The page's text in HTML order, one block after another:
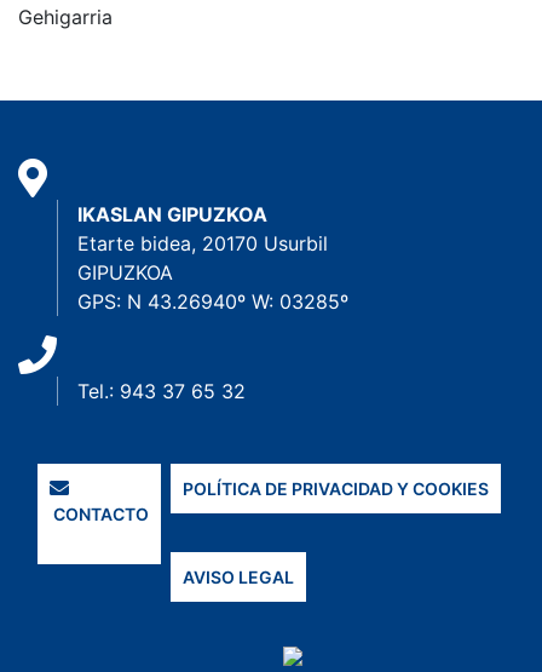
Gehigarria
IKASLAN GIPUZKOA
Etarte bidea, 20170 Usurbil
GIPUZKOA
GPS: N 43.26940º W: 03285º
Tel.: 943 37 65 32
CONTACTO
POLÍTICA DE PRIVACIDAD Y COOKIES
AVISO LEGAL